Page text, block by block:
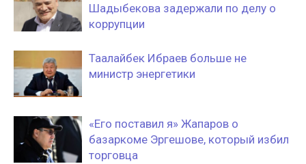
Шадыбекова задержали по делу о
коррупции
Таалайбек Ибраев больше не
министр энергетики
«Его поставил я» Жапаров о
базаркоме Эргешове, который избил
торговца